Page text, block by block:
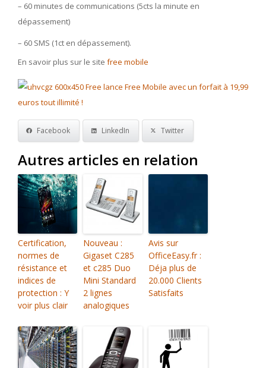
– 60 minutes de communications (5cts la minute en
dépassement)
– 60 SMS (1ct en dépassement).
En savoir plus sur le site free mobile
Facebook LinkedIn Twitter
Autres articles en relation
Certification,
normes de
résistance et
indices de
protection : Y
voir plus clair
Nouveau :
Gigaset C285
et c285 Duo
Mini Standard
2 lignes
analogiques
Avis sur
OfficeEasy.fr :
Déja plus de
20.000 Clients
Satisfaits